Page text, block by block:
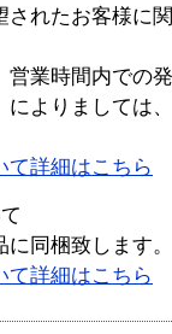
されたお客様に
営業時間内での
によりましては
て詳細はこちら
に同梱致します。
て詳細はこちら